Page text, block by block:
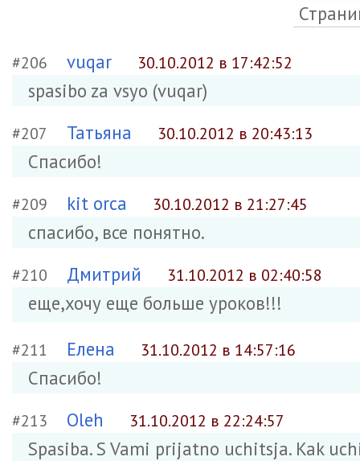
#206 vuqar 30.10.2012 в 17:42:52
spasibo za vsyo (vuqar)
#207 Татьяна 30.10.2012 в 20:43:13
Спасибо!
#209 kit orca 30.10.2012 в 21:27:45
спасибо, все понятно.
#210 Дмитрий 31.10.2012 в 02:40:58
еще,хочу еще больше уроков!!!
#211 Елена 31.10.2012 в 14:57:16
Спасибо!
#213 Oleh 31.10.2012 в 22:24:57
Spasiba. S Vami prijatno uchitsja. Kak